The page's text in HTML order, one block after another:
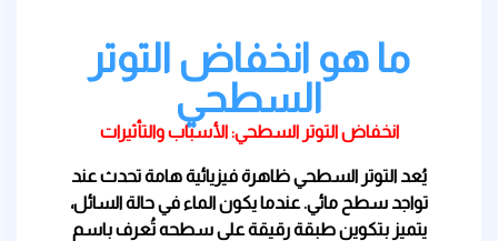
ما هو انخفاض التوتر
السطحي
انخفاض التوتر السطحي: الأسباب والتأثيرات
يُعد التوتر السطحي ظاهرة فيزيائية هامة تحدث عند
تواجد سطح مائي. عندما يكون الماء في حالة السائل،
يتميز بتكوين طبقة رقيقة على سطحه تُعرف باسم